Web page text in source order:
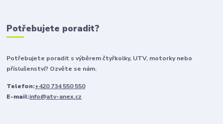
Potřebujete poradit?
Potřebujete poradit s výběrem čtyřkolky, UTV, motorky nebo
příslušenství? Ozvěte se nám.
Telefon:+420 734 550 550
E-mail:info@atv-anex.cz